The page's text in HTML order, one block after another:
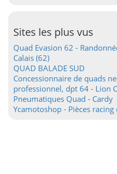
Sites les plus vus
Quad Evasion 62 -
Calais (62)
QUAD BALADE SUD
Concessionnaire de quads
professionnel, dpt 64 - Lion
Pneumatiques Quad - Cardy
Ycamotoshop - Pièces racing